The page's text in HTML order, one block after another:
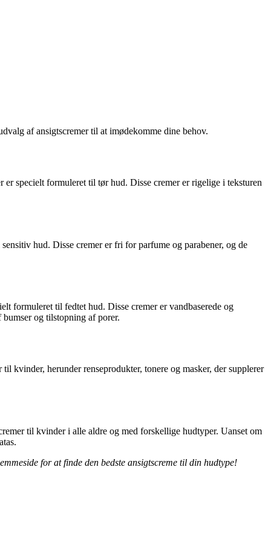
af ansigtscremer til at imødekomme dine behov.
specielt formuleret til tør hud. Disse cremer er rigelige i teksturen
hud. Disse cremer er fri for parfume og parabener, og de
formuleret til fedtet hud. Disse cremer er vandbaserede og
og tilstopning af porer.
kvinder, herunder renseprodukter, tonere og masker, der supplerer
til kvinder i alle aldre og med forskellige hudtyper. Uanset om
for at finde den bedste ansigtscreme til din hudtype!